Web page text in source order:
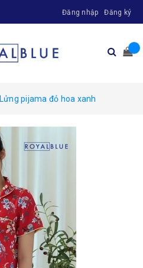
Đăng nhập Đăng ký
Lửng pijama đỏ hoa xanh